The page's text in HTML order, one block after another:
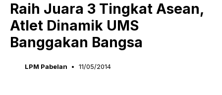
Raih Juara 3 Tingkat Asean,
Atlet Dinamik UMS
Banggakan Bangsa
LPM Pabelan 11/05/2014